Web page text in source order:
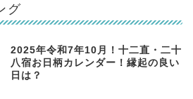
グ
2025年令和7年10月！十二直・二十
八宿お日柄カレンダー！縁起の良い
日は？